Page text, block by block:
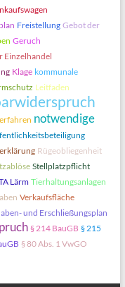
Freistellung Gebot der
Geruch
Einzelhandel
Klage kommunale
Leitfaden
notwendige
Rügeobliegenheit
Stellplatzpflicht
Lärm Tierhaltungsanlagen
Verkaufsfläche
und Erschließungsplan
§ 214 BauGB § 215
§ 80 Abs. 1 VwGO